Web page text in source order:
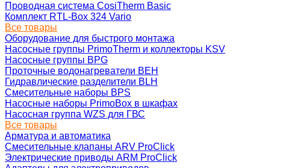
Проводная система CosiTherm Basic
Комплект RTL‑Box 324 Vario
Все товары
Оборудование для быстрого монтажа
Насосные группы PrimoTherm и коллекторы KSV
Насосные группы BPG
Проточные водонагреватели BEH
Гидравлические разделители BLH
Смесительные наборы BPS
Насосные наборы PrimoBox в шкафах
Насосная группа WZS для ГВС
Все товары
Арматура и автоматика
Смесительные клапаны ARV ProClick
Электрические приводы ARM ProClick